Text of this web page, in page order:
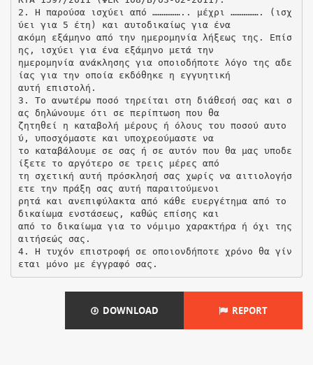
2. Η παρούσα ισχύει από …………….. μέχρι ……………. (ισχ
ύει για 5 έτη) και αυτοδικαίως για ένα
ακόμη εξάμηνο από την ημερομηνία λήξεως της. Επίσ
ης, ισχύει για ένα εξάμηνο μετά την
ημερομηνία ανάκλησης για οποιοδήποτε λόγο της αδε
ίας για την οποία εκδόθηκε η εγγυητική
αυτή επιστολή.
3. Το ανωτέρω ποσό τηρείται στη διάθεσή σας και σ
ας δηλώνουμε ότι σε περίπτωση που θα
ζητηθεί η καταβολή μέρους ή όλους του ποσού αυτο
ύ, υποσχόμαστε και υποχρεούμαστε να
το καταβάλουμε σε σας ή σε αυτόν που θα μας υποδε
ίξετε το αργότερο σε τρεις μέρες από
τη σχετική αυτή πρόσκλησή σας χωρίς να αιτιολογήσ
ετε την πράξη σας αυτή παραιτούμενοι
ρητά και ανεπιφύλακτα από κάθε ευεργέτημα από το
δικαίωμα ενστάσεως, καθώς επίσης και
από το δικαίωμα για το νόμιμο χαρακτήρα ή όχι της
αιτήσεώς σας.
4. Η τυχόν επιστροφή σε οποιονδήποτε χρόνο θα γίν
DOWNLOAD REPORT